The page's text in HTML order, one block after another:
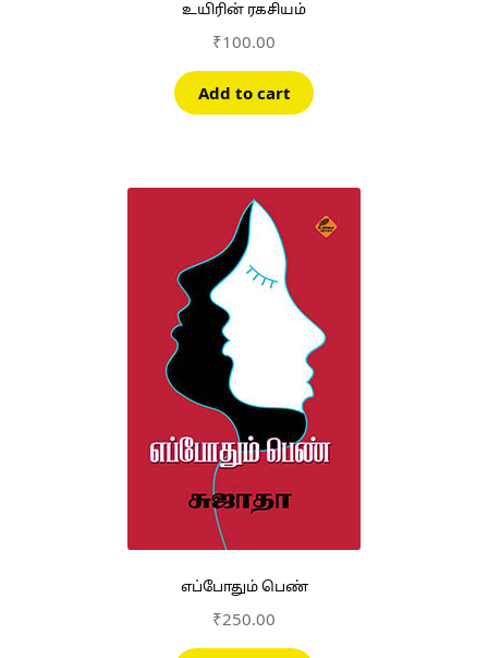
உயிரின் ரகசியம்
₹100.00
Add to cart
எப்போதும் பெண்
₹250.00